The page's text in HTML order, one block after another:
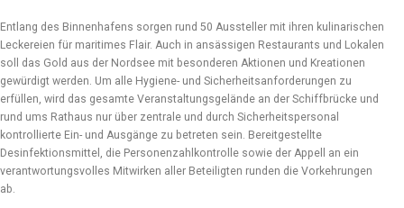
Entlang des Binnenhafens sorgen rund 50 Aussteller mit ihren kulinarischen
Leckereien für maritimes Flair. Auch in ansässigen Restaurants und Lokalen
soll das Gold aus der Nordsee mit besonderen Aktionen und Kreationen
gewürdigt werden. Um alle Hygiene- und Sicherheitsanforderungen zu
erfüllen, wird das gesamte Veranstaltungsgelände an der Schiffbrücke und
rund ums Rathaus nur über zentrale und durch Sicherheitspersonal
kontrollierte Ein- und Ausgänge zu betreten sein. Bereitgestellte
Desinfektionsmittel, die Personenzahlkontrolle sowie der Appell an ein
verantwortungsvolles Mitwirken aller Beteiligten runden die Vorkehrungen
ab.